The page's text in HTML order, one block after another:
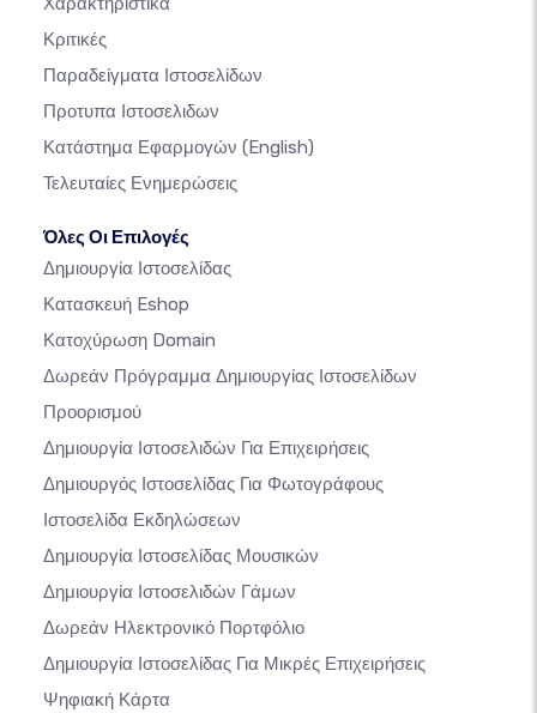
Κριτικές
Παραδείγματα Ιστοσελίδων
Προτυπα Ιστοσελιδων
Κατάστημα Εφαρμογών (English)
Τελευταίες Ενημερώσεις
Όλες Οι Επιλογές
Δημιουργία Ιστοσελίδας
Κατασκευή Eshop
Κατοχύρωση Domain
Δωρεάν Πρόγραμμα Δημιουργίας Ιστοσελίδων
Προορισμού
Δημιουργία Ιστοσελιδών Για Επιχειρήσεις
Δημιουργός Ιστοσελίδας Για Φωτογράφους
Ιστοσελίδα Εκδηλώσεων
Δημιουργία Ιστοσελίδας Μουσικών
Δημιουργία Ιστοσελιδών Γάμων
Δωρεάν Ηλεκτρονικό Πορτφόλιο
Δημιουργία Ιστοσελίδας Για Μικρές Επιχειρήσεις
Ψηφιακή Κάρτα